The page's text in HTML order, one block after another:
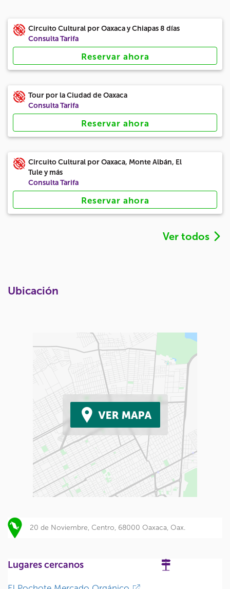
Circuito Cultural por Oaxaca y Chiapas 8 días
Consulta Tarifa
Reservar ahora
Tour por la Ciudad de Oaxaca
Consulta Tarifa
Reservar ahora
Circuito Cultural por Oaxaca, Monte Albán, El
Tule y más
Consulta Tarifa
Reservar ahora
Ver todos
Ubicación
20 de Noviembre, Centro, 68000 Oaxaca, Oax.
Lugares cercanos